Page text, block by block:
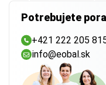
Potrebujete
+421 222 205
info@eobal.sk